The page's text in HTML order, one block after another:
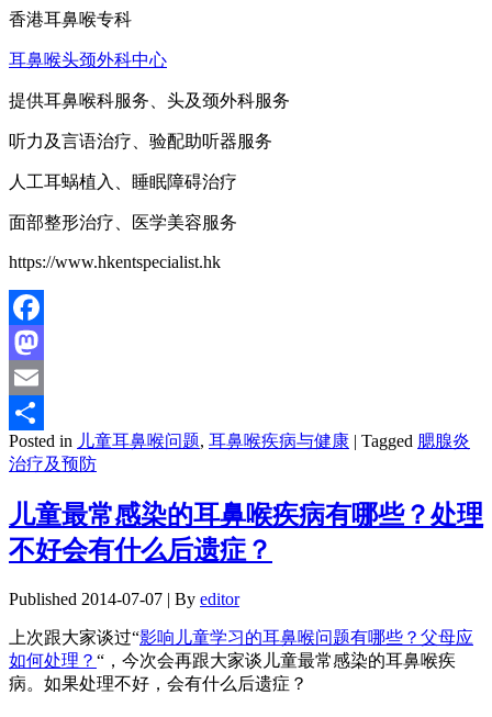
香港耳鼻喉专科
耳鼻喉头颈外科中心
提供耳鼻喉科服务、头及颈外科服务
听力及言语治疗、验配助听器服务
人工耳蜗植入、睡眠障碍治疗
面部整形治疗、医学美容服务
https://www.hkentspecialist.hk
Facebook
Mastodon
Email
分
Posted in 儿童耳鼻喉问题, 耳鼻喉疾病与健康 | Tagged 腮腺炎
治疗及预防
儿童最常感染的耳鼻喉疾病有哪些？处理
不好会有什么后遗症？
Published 2014-07-07 | By editor
上次跟大家谈过“影响儿童学习的耳鼻喉问题有哪些？父母应
如何处理？ “，今次会再跟大家谈儿童最常感染的耳鼻喉疾
病。如果处理不好，会有什么后遗症？